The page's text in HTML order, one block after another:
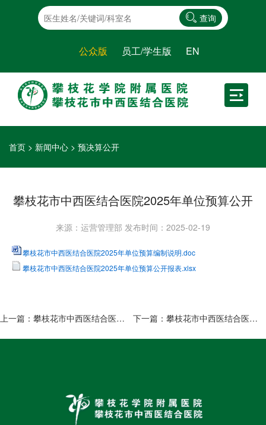
查询
公众版 员工/学生版 EN
首页 > 新闻中心 > 预决算公开
攀枝花市中西医结合医院2025年单位预算公开
来源：运营管理部 发布时间：2025-02-19
攀枝花市中西医结合医院2025年单位预算编制说明.doc
攀枝花市中西医结合医院2025年单位预算公开报表.xlsx
上一篇： 攀枝花市中西医结合医院2023年单位决算公开 下一篇： 攀枝花市中西医结合医院2025年部门预算公开